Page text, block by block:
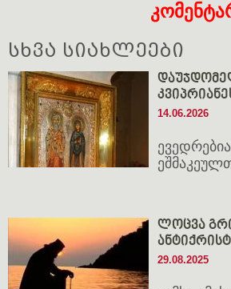
სხვა სიახლეები
14.06.2026
ლოცვა
29.08.2025